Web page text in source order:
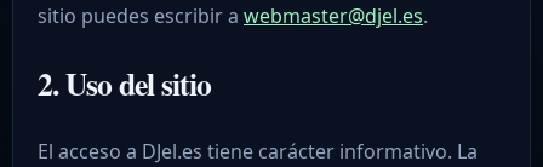
sitio puedes escribir a webmaster@djel.es.
2. Uso del sitio
El acceso a DJel.es tiene carácter informativo. La